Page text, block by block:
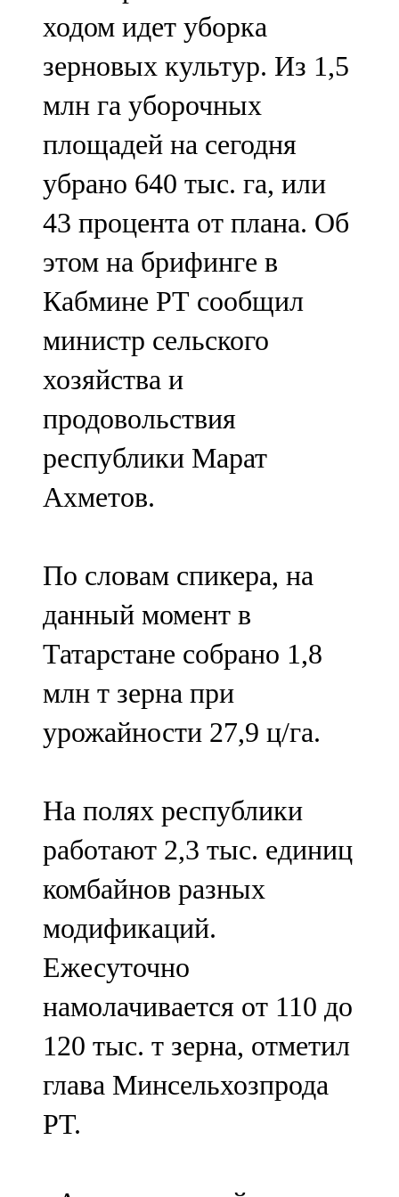
106,2 FM
Минзәлә
107,3 FM
Мөслим
100,0 FM
Нурлат
104,7 FM
Олы Әтнә
71,42 FM
Сарман
107,8 FM
Теләче
106,1 FM
102,6 FM
Чирмешән
107,7 FM
Чистай
103,0 FM
91,0 FM
Шәмәрдән
102,3 FM
Яңа чишмә
107,0 FM
Яр Чаллы
105,5 FM
ходом идет уборка
зерновых культур. Из 1,5
млн га уборочных
площадей на сегодня
убрано 640 тыс. га, или
43 процента от плана. Об
этом на брифинге в
Кабмине РТ сообщил
министр сельского
хозяйства и
продовольствия
республики Марат
Ахметов.
По словам спикера, на
данный момент в
Татарстане собрано 1,8
млн т зерна при
урожайности 27,9 ц/га.
На полях республики
работают 2,3 тыс. единиц
комбайнов разных
модификаций.
Ежесуточно
намолачивается от 110 до
120 тыс. т зерна, отметил
глава Минсельхозпрода
РТ.